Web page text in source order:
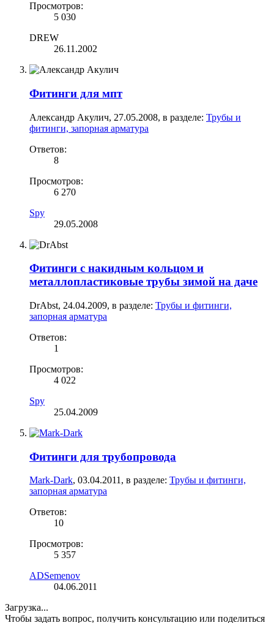
Просмотров:
5 030
DREW
26.11.2002
Фитинги для мпт
Александр Акулич, 27.05.2008, в разделе: Трубы и
фитинги, запорная арматура
Ответов:
8
Просмотров:
6 270
Spy
29.05.2008
Фитинги с накидным кольцом и
металлопластиковые трубы зимой на даче
DrAbst, 24.04.2009, в разделе: Трубы и фитинги,
запорная арматура
Ответов:
1
Просмотров:
4 022
Spy
25.04.2009
Фитинги для трубопровода
Mark-Dark, 03.04.2011, в разделе: Трубы и фитинги,
запорная арматура
Ответов:
10
Просмотров:
5 357
ADSemenov
04.06.2011
Загрузка...
Чтобы задать вопрос, получить консультацию или поделиться